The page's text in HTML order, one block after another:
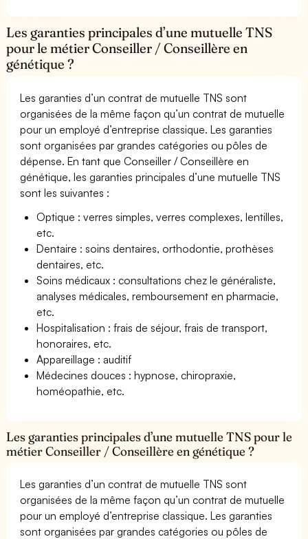
Les garanties principales d’une mutuelle TNS
pour le métier Conseiller / Conseillère en
génétique ?
Les garanties d’un contrat de mutuelle TNS sont
organisées de la même façon qu’un contrat de mutuelle
pour un employé d’entreprise classique. Les garanties
sont organisées par grandes catégories ou pôles de
dépense. En tant que Conseiller / Conseillère en
génétique, les garanties principales d’une mutuelle TNS
sont les suivantes :
Optique : verres simples, verres complexes, lentilles,
etc.
Dentaire : soins dentaires, orthodontie, prothèses
dentaires, etc.
Soins médicaux : consultations chez le généraliste,
analyses médicales, remboursement en pharmacie,
etc.
Hospitalisation : frais de séjour, frais de transport,
honoraires, etc.
Appareillage : auditif
Médecines douces : hypnose, chiropraxie,
homéopathie, etc.
Les garanties principales d’une mutuelle TNS pour le
métier Conseiller / Conseillère en génétique ?
Les garanties d’un contrat de mutuelle TNS sont
organisées de la même façon qu’un contrat de mutuelle
pour un employé d’entreprise classique. Les garanties
sont organisées par grandes catégories ou pôles de